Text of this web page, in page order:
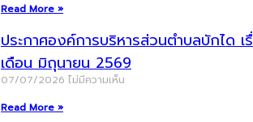
Read More »
ประกาศองค์การบริหารส่วนตำบลบักได
เดือน มิถุนายน 2569
07/07/2026 ไม่มีความเห็น
Read More »